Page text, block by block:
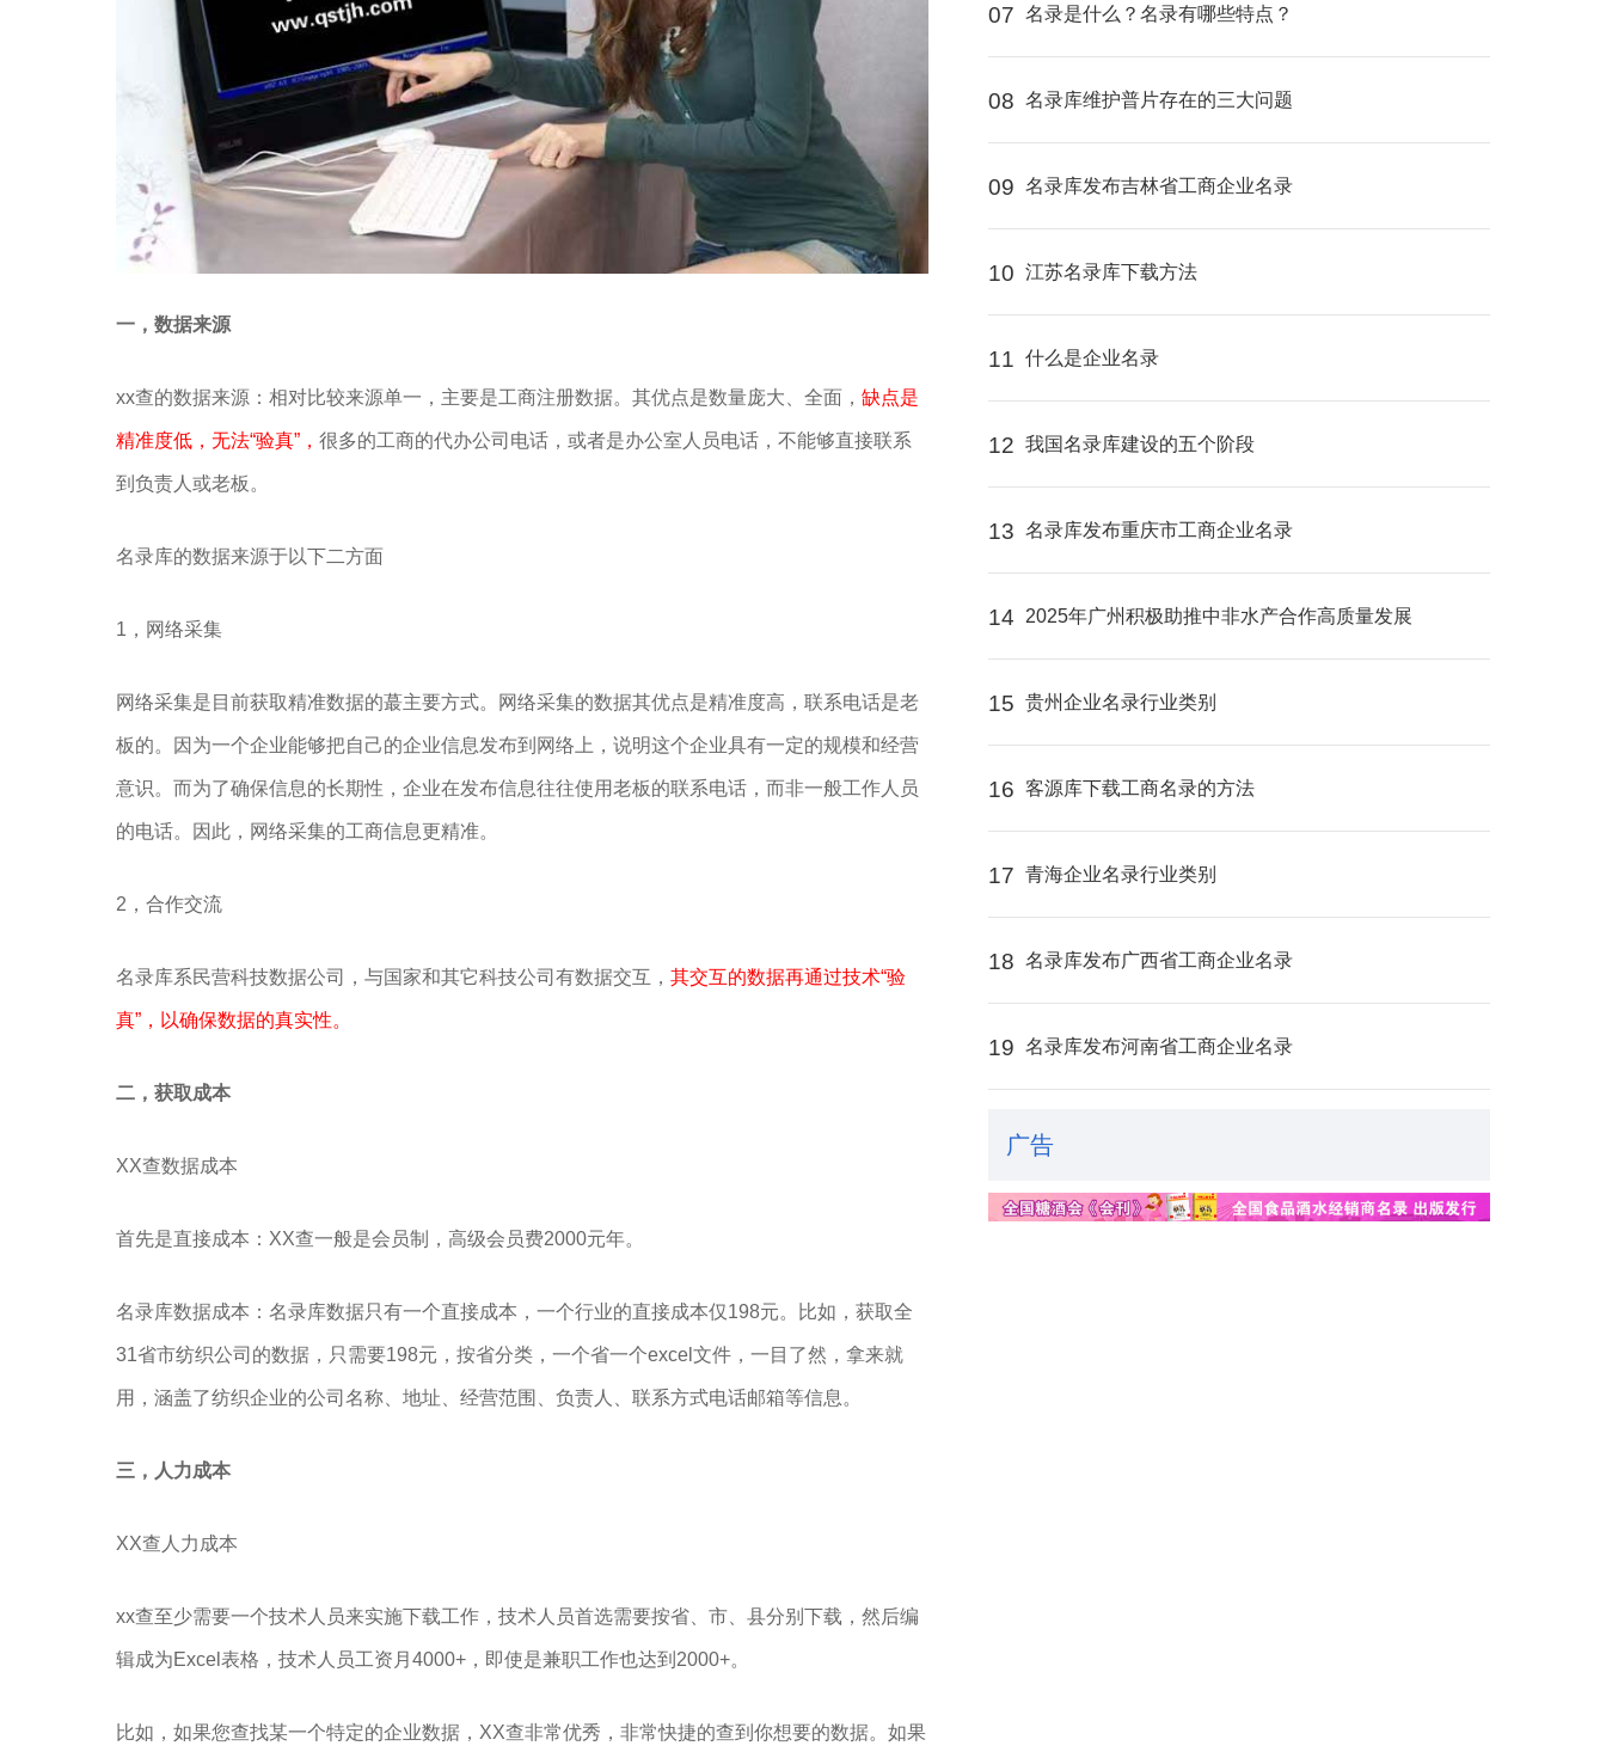
一，数据来源
xx查的数据来源：相对比较来源单一，主要是工商注册数据。其优点是数量庞大、全面， 缺点是
精准度低，无法“验真”， 很多的工商的代办公司电话，或者是办公室人员电话，不能够直接联系
到负责人或老板。
名录库的数据来源于以下二方面
1，网络采集
网络采集是目前获取精准数据的蕞主要方式。网络采集的数据其优点是精准度高，联系电话是老
板的。因为一个企业能够把自己的企业信息发布到网络上，说明这个企业具有一定的规模和经营
意识。而为了确保信息的长期性，企业在发布信息往往使用老板的联系电话，而非一般工作人员
的电话。因此，网络采集的工商信息更精准。
2，合作交流
名录库系民营科技数据公司，与国家和其它科技公司有数据交互， 其交互的数据再通过技术“验
真”，以确保数据的真实性。
二，获取成本
XX查数据成本
首先是直接成本：XX查一般是会员制，高级会员费2000元年。
名录库数据成本：名录库数据只有一个直接成本，一个行业的直接成本仅198元。比如，获取全
31省市纺织公司的数据，只需要198元，按省分类，一个省一个excel文件，一目了然，拿来就
用，涵盖了纺织企业的公司名称、地址、经营范围、负责人、联系方式电话邮箱等信息。
三，人力成本
XX查人力成本
xx查至少需要一个技术人员来实施下载工作，技术人员首选需要按省、市、县分别下载，然后编
辑成为Excel表格，技术人员工资月4000+，即使是兼职工作也达到2000+。
比如，如果您查找某一个特定的企业数据，XX查非常优秀，非常快捷的查到你想要的数据。如果
07 名录是什么？名录有哪些特点？
08 名录库维护普片存在的三大问题
09 名录库发布吉林省工商企业名录
10 江苏名录库下载方法
11 什么是企业名录
12 我国名录库建设的五个阶段
13 名录库发布重庆市工商企业名录
14 2025年广州积极助推中非水产合作高质量发展
15 贵州企业名录行业类别
16 客源库下载工商名录的方法
17 青海企业名录行业类别
18 名录库发布广西省工商企业名录
19 名录库发布河南省工商企业名录
广告